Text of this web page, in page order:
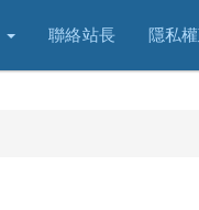
聯絡站長 隱私